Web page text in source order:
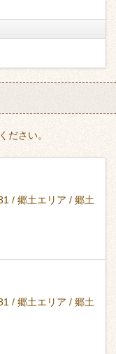
ださい。
/ 郷土エリア / 郷土
/ 郷土エリア / 郷土